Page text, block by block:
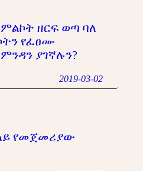
ዘርፍ ወጣ ባለ
የፈፀሙ
ያገኛሉን?
2019-03-02
የመጀመሪያው